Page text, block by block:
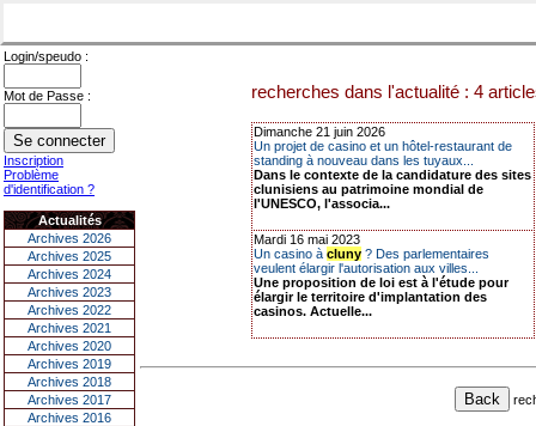
Login/speudo :
Mot de Passe :
Inscription
Problème
d'identification ?
Actualités
Archives 2026
Archives 2025
Archives 2024
Archives 2023
Archives 2022
Archives 2021
Archives 2020
Archives 2019
Archives 2018
Archives 2017
Archives 2016
recherches dans l'actualité : 4
Dimanche 21 juin 2026
Un projet de casino et un hôtel-restaurant de
standing à nouveau dans les tuyaux...
Dans le contexte de la candidature des sites
clunisiens au patrimoine mondial de
l'UNESCO, l'associa...
Mardi 16 mai 2023
Un casino à cluny ? Des parlementaires
veulent élargir l'autorisation aux villes...
Une proposition de loi est à l'étude pour
élargir le territoire d'implantation des
casinos. Actuelle...